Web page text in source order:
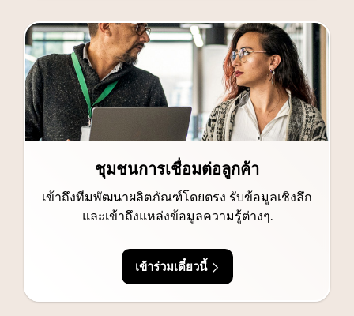
ชุมชนการเชื่อมต่อลูกค้า
เข้าถึงทีมพัฒนาผลิตภัณฑ์โดยตรง รับข้อมูลเชิงลึก
และเข้าถึงแหล่งข้อมูลความรู้ต่างๆ.
เข้าร่วมเดี๋ยวนี้